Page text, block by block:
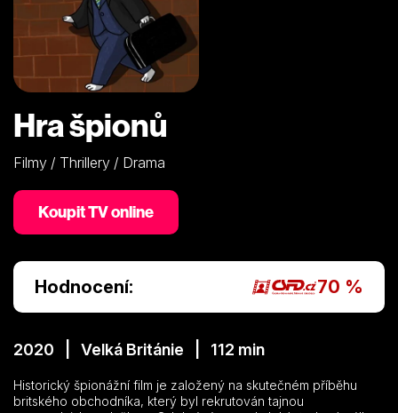
Hra špionů
Filmy / Thrillery / Drama
Koupit TV online
Hodnocení: 70 %
2020 | Velká Británie | 112 min
Historický špionážní film je založený na skutečném příběhu
britského obchodníka, který byl rekrutován tajnou